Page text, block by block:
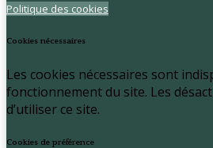
Politique des cookies
Cookies nécessaires
Les cookies nécessaires sont
fonctionnement du site. Les
d’utiliser ce site.
Cookies de préférence